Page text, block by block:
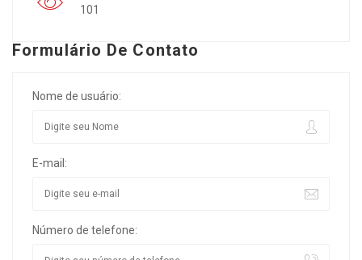
101
Formulário De Contato
Nome de usuário:
E-mail:
Número de telefone: